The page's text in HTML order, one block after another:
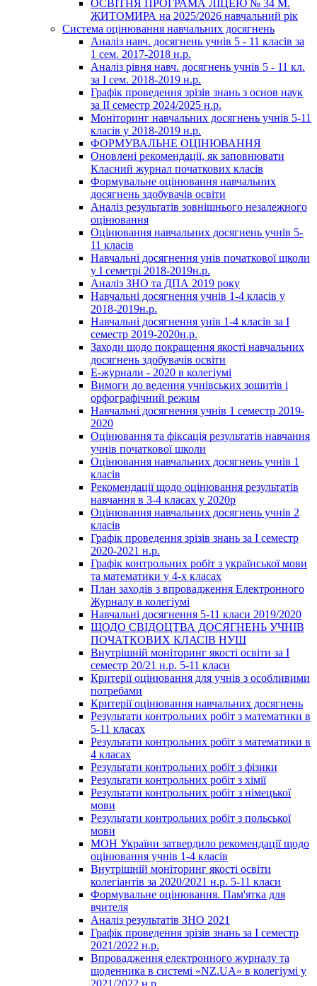
ОСВІТНЯ ПРОГРАМА ЛІЦЕЮ № 34 М.
ЖИТОМИРА на 2025/2026 навчальний рік
Система оцінювання навчальних досягнень
Аналіз навч. досягнень учнів 5 - 11 класів за
1 сем. 2017-2018 н.р.
Аналіз рівня навч. досягнень учнів 5 - 11 кл.
за І сем. 2018-2019 н.р.
Графік проведення зрізів знань з основ наук
за ІІ семестр 2024/2025 н.р.
Моніторинг навчальних досягнень учнів 5-11
класів у 2018-2019 н.р.
ФОРМУВАЛЬНЕ ОЦІНЮВАННЯ
Оновлені рекомендації, як заповнювати
Класний журнал початкових класів
Формувальне оцінювання навчальних
досягнень здобувачів освіти
Аналіз результатів зовнішнього незалежного
оцінювання
Оцінювання навчальних досягнень учнів 5-
11 класів
Навчальні досягнення унів початкової щколи
у І семетрі 2018-2019н.р.
Аналіз ЗНО та ДПА 2019 року
Навчальні досягнення учнів 1-4 класів у
2018-2019н.р.
Навчальні досягнення унів 1-4 класів за І
семестр 2019-2020н.р.
Заходи щодо покращення якості навчальних
досягнень здобувачів освіти
Е-журнали - 2020 в колегіумі
Вимоги до ведення учнівських зошитів і
орфографічний режим
Навчальні досягнення учнів 1 семестр 2019-
2020
Оцінювання та фіксація результатів навчання
учнів початкової школи
Оцінювання навчальних досягнень учнів 1
класів
Рекомендації щодо оцінювання результатів
навчання в 3-4 класах у 2020р
Оцінювання навчальних досягнень учнів 2
класів
Графік проведення зрізів знань за І семестр
2020-2021 н.р.
Графік контрольних робіт з української мови
та математики у 4-х класах
План заходів з впровадження Електронного
Журналу в колегіумі
Навчальні досягнення 5-11 класи 2019/2020
ЩОДО СВІДОЦТВА ДОСЯГНЕНЬ УЧНІВ
ПОЧАТКОВИХ КЛАСІВ НУШ
Внутрішній моніторинг якості освіти за І
семестр 20/21 н.р. 5-11 класи
Критерії оцінювання для учнів з особливими
потребами
Критерії оцінювання навчальних досягнень
Результати контрольних робіт з математики в
5-11 класах
Результати контрольних робіт з математики в
4 класах
Результати контрольних робіт з фізики
Результати контрольних робіт з хімії
Результати контрольних робіт з німецької
мови
Результати контрольних робіт з польської
мови
МОН України затвердило рекомендації щодо
оцінювання учнів 1-4 класів
Внутрішній моніторинг якості освіти
колегіантів за 2020/2021 н.р. 5-11 класи
Формувальне оцінювання. Пам'ятка для
вчителя
Аналіз результатів ЗНО 2021
Графік проведення зрізів знань за І семестр
2021/2022 н.р.
Впровадження електронного журналу та
щоденника в системі «NZ.UA» в колегіумі у